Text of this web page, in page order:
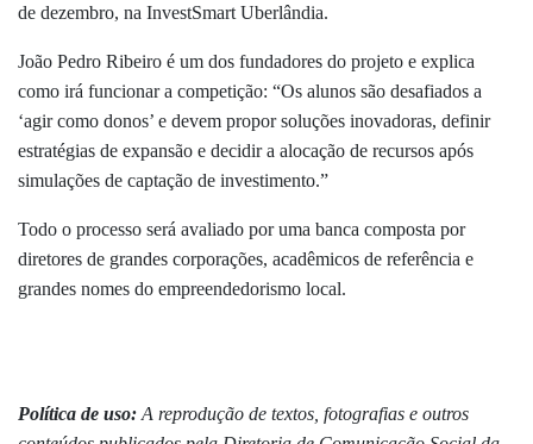
de dezembro, na InvestSmart Uberlândia.
João Pedro Ribeiro é um dos fundadores do projeto e explica
como irá funcionar a competição: “Os alunos são desafiados a
‘agir como donos’ e devem propor soluções inovadoras, definir
estratégias de expansão e decidir a alocação de recursos após
simulações de captação de investimento.”
Todo o processo será avaliado por uma banca composta por
diretores de grandes corporações, acadêmicos de referência e
grandes nomes do empreendedorismo local.
Política de uso: A reprodução de textos, fotografias e outros